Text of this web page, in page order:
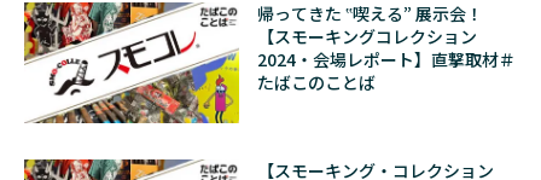
帰ってきた ‟喫える” 展示会！
【スモーキングコレクション
2024・会場レポート】直撃取材＃
たばこのことば
【スモーキング・コレクション